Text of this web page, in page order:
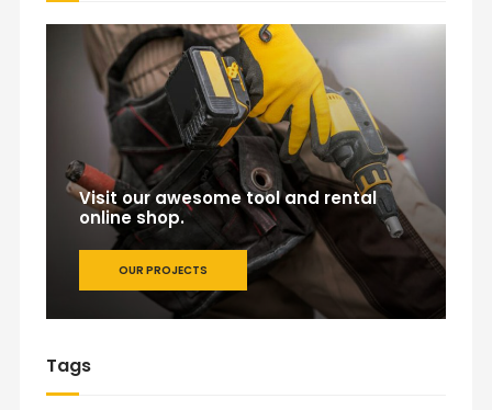
Visit our awesome tool and rental
online shop.
OUR PROJECTS
Tags